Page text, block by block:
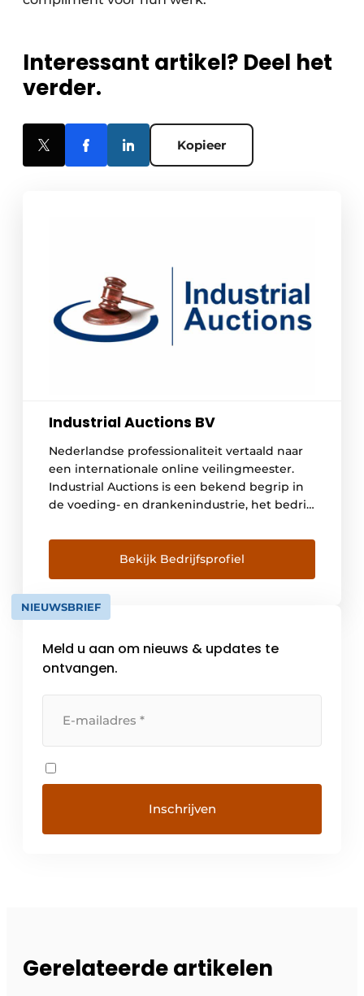
Interessant artikel? Deel het
verder.
Kopieer
Industrial Auctions BV
Nederlandse professionaliteit vertaald naar
een internationale online veilingmeester.
Industrial Auctions is een bekend begrip in
de voeding- en drankenindustrie, het bedrijf
productielijnen voor groot en klein. In de
voedingsmiddelen- en drankenindustrie
hebben bedrijven vaak te maken met hoge
prijzen en lange wachttijden bij het kopen
van machines. Het is belangrijk […]
Bekijk Bedrijfsprofiel
NIEUWSBRIEF
Meld u aan om nieuws & updates te
ontvangen.
Gerelateerde artikelen